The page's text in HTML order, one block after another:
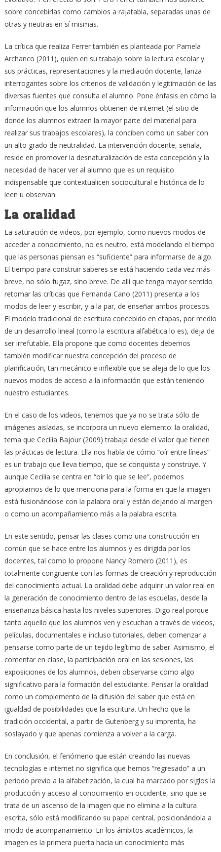
sobre concebirlas como cambios a rajatabla, separadas unas de
otras y neutras en sí mismas.
La crítica que realiza Ferrer también es planteada por Pamela
Archanco (2011), quien en su trabajo sobre la lectura escolar y
sus prácticas, representaciones y la mediación docente, lanza
interrogantes sobre los criterios de validación y legitimación de las
diversas fuentes que consulta el alumno. Pone énfasis en cómo la
información que los alumnos obtienen de internet (el sitio de
donde los alumnos extraen la mayor parte del material para
realizar sus trabajos escolares), la conciben como un saber con
un alto grado de neutralidad. La intervención docente, señala,
reside en promover la desnaturalización de esta concepción y la
necesidad de hacer ver al alumno que es un requisito
indispensable que contextualicen sociocultural e histórica de lo
leen u observan.
La oralidad
La saturación de videos, por ejemplo, como nuevos modos de
acceder a conocimiento, no es neutro, está modelando el tiempo
que las personas piensan es “suficiente” para informarse de algo.
El tiempo para construir saberes se está haciendo cada vez más
breve, no sólo fugaz, sino breve. De allí que tenga mayor sentido
retomar las críticas que Fernanda Cano (2011) presenta a los
modos de leer y escribir, y a la par, de enseñar ambos procesos.
El modelo tradicional de escritura concebido en etapas, por medio
de un desarrollo lineal (como la escritura alfabética lo es), deja de
ser irrefutable. Ella propone que como docentes debemos
también modificar nuestra concepción del proceso de
planificación, tan mecánico e inflexible que se aleja de lo que los
nuevos modos de acceso a la información que están teniendo
nuestro estudiantes.
En el caso de los videos, tenemos que ya no se trata sólo de
imágenes aisladas, se incorpora un nuevo elemento: la oralidad,
tema que Cecilia Bajour (2009) trabaja desde el valor que tienen
las prácticas de lectura. Ella nos habla de cómo “oír entre líneas”
es un trabajo que lleva tiempo, que se conquista y construye. Y
aunque Cecilia se centra en “oír lo que se lee”, podemos
apropiarnos de lo que menciona para la forma en que la imagen
está fusionándose con la palabra oral y están dejando al margen
o como un acompañamiento más a la palabra escrita.
En este sentido, pensar las clases como una construcción en
común que se hace entre los alumnos y es dirigida por los
docentes, tal como lo propone Nancy Romero (2011), es
totalmente congruente con las formas de creación y reproducción
del conocimiento actual. La oralidad debe adquirir un valor real en
la generación de conocimiento dentro de las escuelas, desde la
enseñanza básica hasta los niveles superiores. Digo real porque
tanto aquello que los alumnos ven y escuchan a través de videos,
películas, documentales e incluso tutoriales, deben comenzar a
pensarse como parte de un tejido legítimo de saber. Asimismo, el
comentar en clase, la participación oral en las sesiones, las
exposiciones de los alumnos, deben observarse como algo
significativo para la formación del estudiante. Pensar la oralidad
como un complemento de la difusión del saber que está en
igualdad de posibilidades que la escritura. Un hecho que la
tradición occidental, a partir de Gutenberg y su imprenta, ha
soslayado y que apenas comienza a volver a la carga.
En conclusión, el fenómeno que están creando las nuevas
tecnologías e internet no significa que hemos “regresado” a un
periodo previo a la alfabetización, la cual ha marcado por siglos la
producción y acceso al conocimiento en occidente, sino que se
trata de un ascenso de la imagen que no elimina a la cultura
escrita, sólo está modificando su papel central, posicionándola a
modo de acompañamiento. En los ámbitos académicos, la
imagen es la primera puerta hacia un conocimiento más